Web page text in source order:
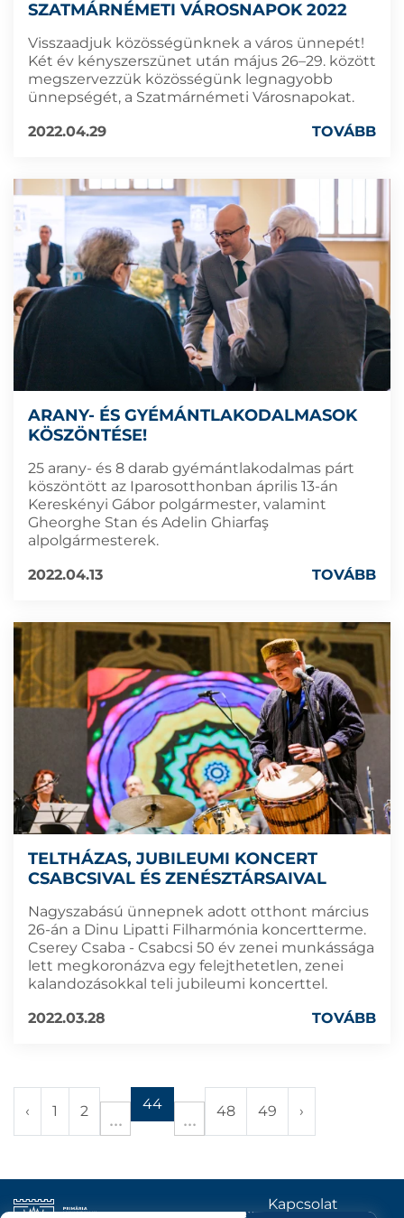
SZATMÁRNÉMETI VÁROSNAPOK 2022
Visszaadjuk közösségünknek a város ünnepét!
Két év kényszerszünet után május 26–29. között
megszervezzük közösségünk legnagyobb
ünnepségét, a Szatmárnémeti Városnapokat.
2022.04.29
TOVÁBB
ARANY- ÉS GYÉMÁNTLAKODALMASOK
KÖSZÖNTÉSE!
25 arany- és 8 darab gyémántlakodalmas párt
köszöntött az Iparosotthonban április 13-án
Kereskényi Gábor polgármester, valamint
Gheorghe Stan és Adelin Ghiarfaş
alpolgármesterek.
2022.04.13
TOVÁBB
TELTHÁZAS, JUBILEUMI KONCERT
CSABCSIVAL ÉS ZENÉSZTÁRSAIVAL
Nagyszabású ünnepnek adott otthont március
26-án a Dinu Lipatti Filharmónia koncertterme.
Cserey Csaba - Csabcsi 50 év zenei munkássága
lett megkoronázva egy felejthetetlen, zenei
kalandozásokkal teli jubileumi koncerttel.
2022.03.28
TOVÁBB
‹ 1 2 44 48 49 ›
Kapcsolat